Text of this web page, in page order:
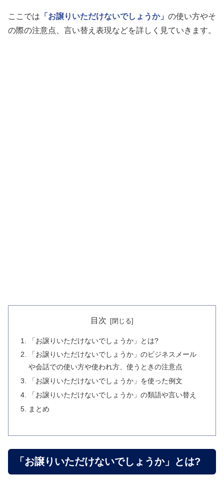
ここでは 「お譲りいただけないでしょうか」 の使い方やそ
の際の注意点、言い替え表現などを詳しく見ていきます。
目次
「お譲りいただけないでしょうか」とは?
「お譲りいただけないでしょうか」のビジネスメール
や会話での使い方や使われ方、使うときの注意点
「お譲りいただけないでしょうか」を使った例文
「お譲りいただけないでしょうか」の類語や言い替え
まとめ
「お譲りいただけないでしょうか」とは?